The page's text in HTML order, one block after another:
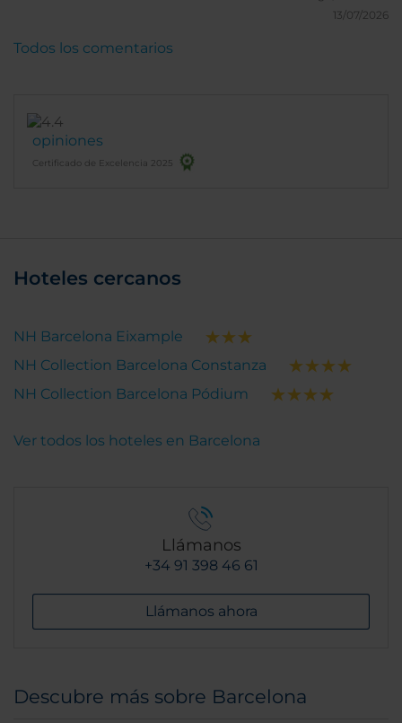
13/07/2026
opiniones
Certificado de Excelencia 2025
Todos los comentarios
Hoteles cercanos
NH Barcelona Eixample
NH Collection Barcelona Constanza
NH Collection Barcelona Pódium
Ver todos los hoteles en Barcelona
Llámanos
+34 91 398 46 61
Llámanos ahora
Descubre más sobre Barcelona